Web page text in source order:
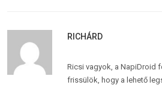
RICHÁRD
Ricsi vagyok, a NapiDroid
frissülök, hogy a lehető